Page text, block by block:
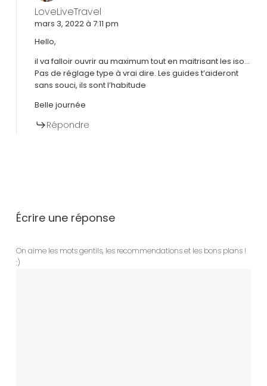
LoveLiveTravel
mars 3, 2022 à 7:11 pm
Hello,
il va falloir ouvrir au maximum tout en maitrisant les iso…
Pas de réglage type à vrai dire. Les guides t’aideront
sans souci, ils sont l’habitude
Belle journée
Répondre
Écrire une réponse
On aime les mots gentils, les recommendations et les bons plans !
:)